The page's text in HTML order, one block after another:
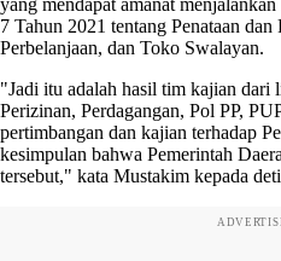
yang mendapat amanat
7 Tahun 2021 tentang Penataan
Perbelanjaan, dan Toko Swalayan.
"Jadi itu adalah hasil tim kajian
Perizinan, Perdagangan, Pol PP,
pertimbangan dan kajian terhadap
kesimpulan bahwa Pemerintah
tersebut," kata Mustakim kepada